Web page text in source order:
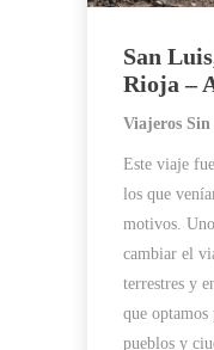
San
Rioja –
Viajeros
Este viaje
los que
motivos.
cambiar el
terrestres y
que
pueblos y